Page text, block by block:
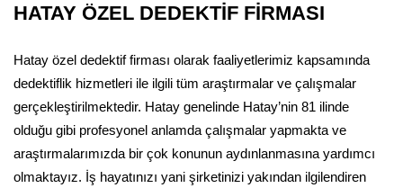
HATAY ÖZEL DEDEKTİF FİRMASI
Hatay özel dedektif firması olarak faaliyetlerimiz kapsamında
dedektiflik hizmetleri ile ilgili tüm araştırmalar ve çalışmalar
gerçekleştirilmektedir. Hatay genelinde Hatay’nin 81 ilinde
olduğu gibi profesyonel anlamda çalışmalar yapmakta ve
araştırmalarımızda bir çok konunun aydınlanmasına yardımcı
olmaktayız. İş hayatınızı yani şirketinizi yakından ilgilendiren